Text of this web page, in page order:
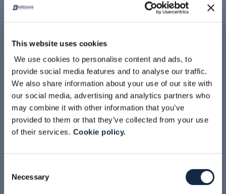
This website uses cookies
We use cookies to personalise content and ads, to
provide social media features and to analyse our traffic.
We also share information about your use of our site with
our social media, advertising and analytics partners who
may combine it with other information that you’ve
provided to them or that they’ve collected from your use
of their services. Cookie policy.
Selection
Necessary
NOTICIAS
BARDIANI PARTICIPA EN SIMEI